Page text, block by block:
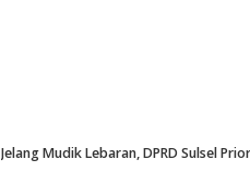
Jelang Mudik Lebaran, DPRD Sulsel